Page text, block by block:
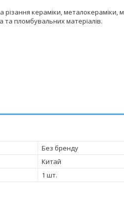
кераміки, металокераміки,
пломбувальних матеріалів.
Без бренду
Китай
1 шт.